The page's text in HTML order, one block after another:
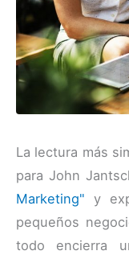
La lectura más
para John
Marketing" y
pequeños
todo encierra